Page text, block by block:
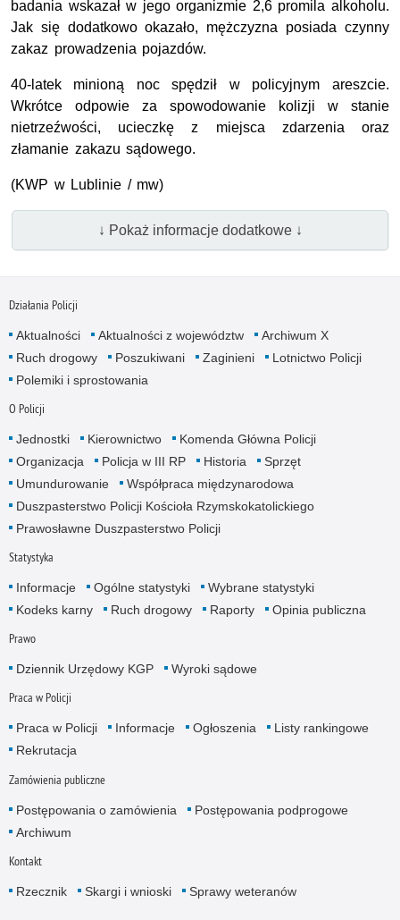
badania wskazał w jego organizmie 2,6 promila alkoholu.
Jak się dodatkowo okazało, mężczyzna posiada czynny
zakaz prowadzenia pojazdów.
40-latek minioną noc spędził w policyjnym areszcie.
Wkrótce odpowie za spowodowanie kolizji w stanie
nietrzeźwości, ucieczkę z miejsca zdarzenia oraz
złamanie zakazu sądowego.
(KWP w Lublinie / mw)
↓ Pokaż informacje dodatkowe ↓
Działania Policji
Aktualności Aktualności z województw
Archiwum X
Ruch drogowy
Poszukiwani Zaginieni
Lotnictwo Policji
Polemiki i sprostowania
O Policji
Jednostki Kierownictwo
Komenda Główna Policji
Organizacja
Policja w III RP Historia
Sprzęt
Umundurowanie
Współpraca międzynarodowa
Duszpasterstwo Policji Kościoła Rzymskokatolickiego
Prawosławne Duszpasterstwo Policji
Statystyka
Informacje Ogólne statystyki
Wybrane statystyki
Kodeks karny
Ruch drogowy Raporty Opinia publiczna
Prawo
Dziennik Urzędowy KGP Wyroki sądowe
Praca w Policji
Praca w Policji Informacje Ogłoszenia
Listy rankingowe
Rekrutacja
Zamówienia publiczne
Postępowania o zamówienia
Postępowania podprogowe
Archiwum
Kontakt
Rzecznik Skargi i wnioski Sprawy weteranów